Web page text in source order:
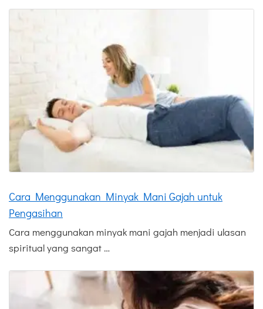
Cara Menggunakan Minyak Mani Gajah untuk
Pengasihan
Cara menggunakan minyak mani gajah menjadi ulasan
spiritual yang sangat …